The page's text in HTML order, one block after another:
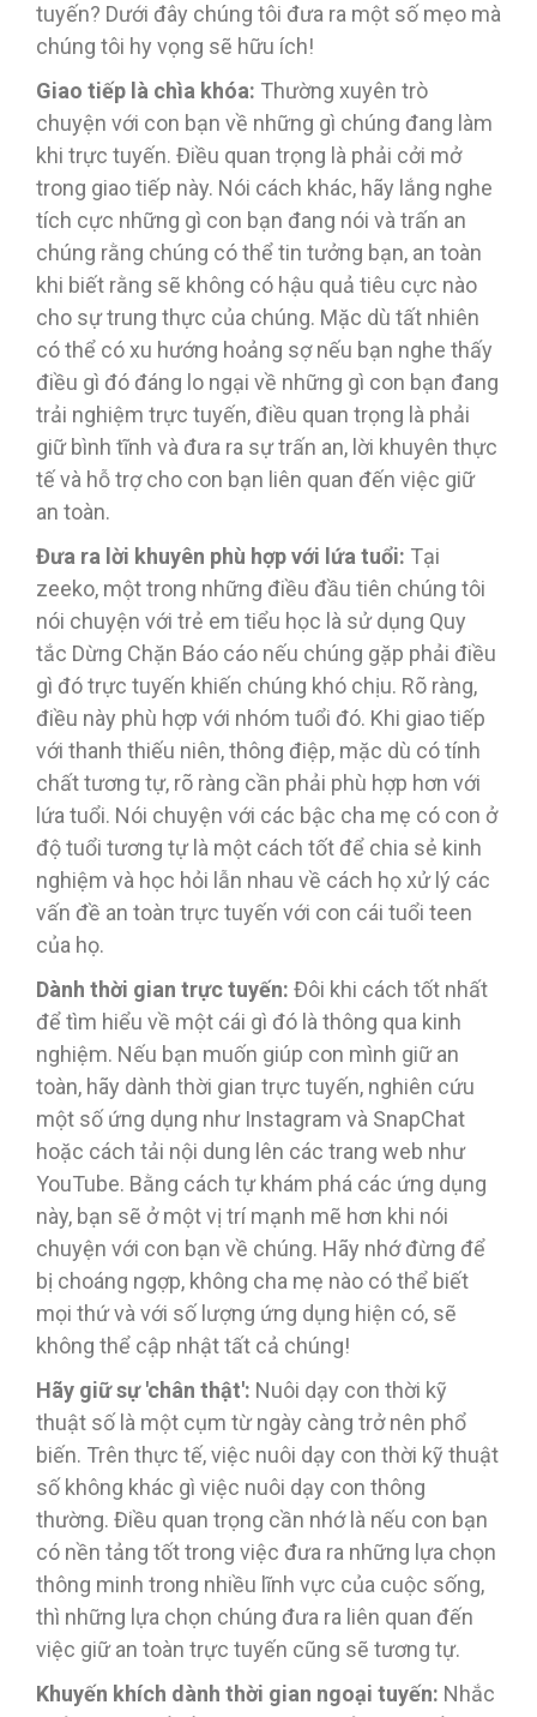
tuyến? Dưới đây chúng tôi đưa ra một số mẹo mà
chúng tôi hy vọng sẽ hữu ích!
Giao tiếp là chìa khóa: Thường xuyên trò
chuyện với con bạn về những gì chúng đang làm
khi trực tuyến. Điều quan trọng là phải cởi mở
trong giao tiếp này. Nói cách khác, hãy lắng nghe
tích cực những gì con bạn đang nói và trấn an
chúng rằng chúng có thể tin tưởng bạn, an toàn
khi biết rằng sẽ không có hậu quả tiêu cực nào
cho sự trung thực của chúng. Mặc dù tất nhiên
có thể có xu hướng hoảng sợ nếu bạn nghe thấy
điều gì đó đáng lo ngại về những gì con bạn đang
trải nghiệm trực tuyến, điều quan trọng là phải
giữ bình tĩnh và đưa ra sự trấn an, lời khuyên thực
tế và hỗ trợ cho con bạn liên quan đến việc giữ
an toàn.
Đưa ra lời khuyên phù hợp với lứa tuổi: Tại
zeeko, một trong những điều đầu tiên chúng tôi
nói chuyện với trẻ em tiểu học là sử dụng Quy
tắc Dừng Chặn Báo cáo nếu chúng gặp phải điều
gì đó trực tuyến khiến chúng khó chịu. Rõ ràng,
điều này phù hợp với nhóm tuổi đó. Khi giao tiếp
với thanh thiếu niên, thông điệp, mặc dù có tính
chất tương tự, rõ ràng cần phải phù hợp hơn với
lứa tuổi. Nói chuyện với các bậc cha mẹ có con ở
độ tuổi tương tự là một cách tốt để chia sẻ kinh
nghiệm và học hỏi lẫn nhau về cách họ xử lý các
vấn đề an toàn trực tuyến với con cái tuổi teen
của họ.
Dành thời gian trực tuyến: Đôi khi cách tốt nhất
để tìm hiểu về một cái gì đó là thông qua kinh
nghiệm. Nếu bạn muốn giúp con mình giữ an
toàn, hãy dành thời gian trực tuyến, nghiên cứu
một số ứng dụng như Instagram và SnapChat
hoặc cách tải nội dung lên các trang web như
YouTube. Bằng cách tự khám phá các ứng dụng
này, bạn sẽ ở một vị trí mạnh mẽ hơn khi nói
chuyện với con bạn về chúng. Hãy nhớ đừng để
bị choáng ngợp, không cha mẹ nào có thể biết
mọi thứ và với số lượng ứng dụng hiện có, sẽ
không thể cập nhật tất cả chúng!
Hãy giữ sự 'chân thật': Nuôi dạy con thời kỹ
thuật số là một cụm từ ngày càng trở nên phổ
biến. Trên thực tế, việc nuôi dạy con thời kỹ thuật
số không khác gì việc nuôi dạy con thông
thường. Điều quan trọng cần nhớ là nếu con bạn
có nền tảng tốt trong việc đưa ra những lựa chọn
thông minh trong nhiều lĩnh vực của cuộc sống,
thì những lựa chọn chúng đưa ra liên quan đến
việc giữ an toàn trực tuyến cũng sẽ tương tự.
Khuyến khích dành thời gian ngoại tuyến: Nhắc